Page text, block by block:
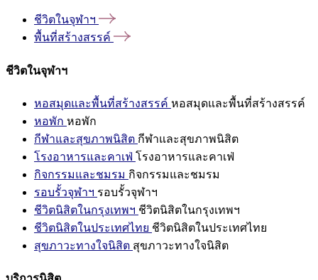
ชีวิตในจุฬาฯ
พื้นที่สร้างสรรค์
ชีวิตในจุฬาฯ
หอสมุดและพื้นที่สร้างสรรค์ หอสมุดและพื้นที่สร้างสรรค์
หอพัก หอพัก
กีฬาและสุขภาพนิสิต กีฬาและสุขภาพนิสิต
โรงอาหารและคาเฟ่ โรงอาหารและคาเฟ่
กิจกรรมและชมรม กิจกรรมและชมรม
รอบรั้วจุฬาฯ รอบรั้วจุฬาฯ
ชีวิตนิสิตในกรุงเทพฯ ชีวิตนิสิตในกรุงเทพฯ
ชีวิตนิสิตในประเทศไทย ชีวิตนิสิตในประเทศไทย
สุขภาวะทางใจนิสิต สุขภาวะทางใจนิสิต